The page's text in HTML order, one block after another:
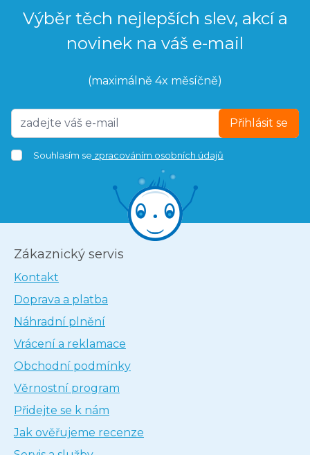
Výběr těch nejlepších slev, akcí a
novinek na váš e-mail
(maximálně 4x měsíčně)
Přihlásit se
Souhlasím se zpracováním osobních údajů
Zákaznický servis
Kontakt
Doprava a platba
Náhradní plnění
Vrácení a reklamace
Obchodní podmínky
Věrnostní program
Přidejte se k nám
Jak ověřujeme recenze